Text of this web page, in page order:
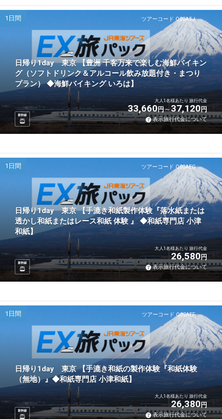
ツアーコード Q02A5J
1日間
日帰り1day 東京 【豊洲 千客万来で楽しむ海鮮バイキン
グ（ソフトドリンク＆アルコール飲み放題付き・まつり
プラン） ◆海鮮バイキング いろは】
新幹線
大人1名様あたり 旅行代金
33,660円 37,120円
表示旅行代金について
ツアーコード Q02AEC
1日間
日帰り1day 東京 【手漉き和紙製作体験『落水紙または
透かし和紙またはレース和紙 体験 』 ◆和紙専門店 小津
和紙】
新幹線
大人1名様あたり 旅行代金
26,580円
表示旅行代金について
ツアーコード Q02AEF
1日間
日帰り1day 東京 【手漉き和紙の製作体験『和紙体験
（無地）』◆和紙専門店 小津和紙】
新幹線
大人1名様あたり 旅行代金
26,380円
表示旅行代金について